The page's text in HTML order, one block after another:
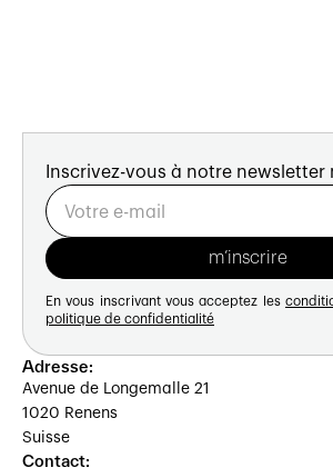
Inscrivez-vous à notre newsletter
En vous inscrivant vous acceptez les
politique de confidentialité
Adresse:
Avenue de Longemalle 21
1020 Renens
Suisse
Contact: